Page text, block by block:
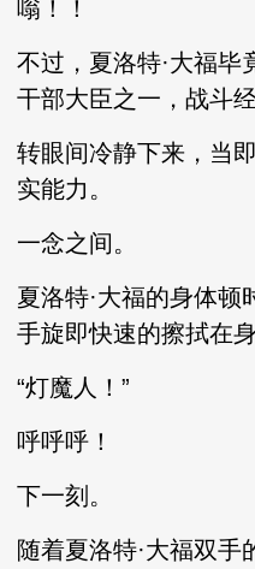
嗡！！
不过，夏洛特·大福毕
干部大臣之一，战斗
转眼间冷静下来，当
实能力。
一念之间。
夏洛特·大福的身体顿
手旋即快速的擦拭在
“灯魔人！”
呼呼呼！
下一刻。
随着夏洛特·大福双手